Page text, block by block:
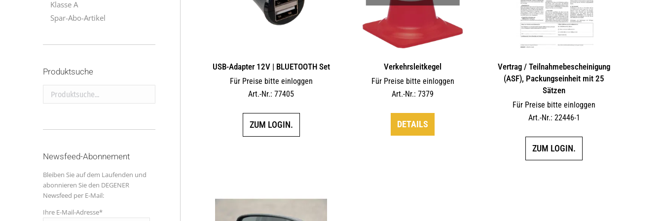
USB-Adapter 12V | BLUETOOTH Set
Für Preise bitte einloggen
Art.-Nr.: 77405
ZUM LOGIN.
Verkehrsleitkegel
Für Preise bitte einloggen
Art.-Nr.: 7379
DETAILS
Vertrag / Teilnahme­bescheinigung
(ASF), Packungseinheit mit 25
Sätzen
Für Preise bitte einloggen
Art.-Nr.: 22446-1
ZUM LOGIN.
Klasse A
Spar-Abo-Artikel
Produktsuche
Produktsuche...
Newsfeed-Abonnement
Bleiben Sie auf dem Laufenden und
abonnieren Sie den DEGENER
Newsfeed per E-Mail:
Ihre E-Mail-Adresse*